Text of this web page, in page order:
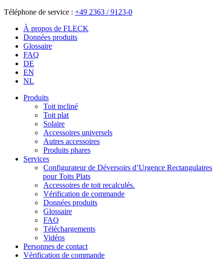
Téléphone de service : +49 2363 / 9123-0
À propos de FLECK
Données produits
Glossaire
FAQ
DE
EN
NL
Produits
Toit incliné
Toit plat
Solaire
Accessoires universels
Autres accessoires
Produits phares
Services
Configurateur de Déversoirs d’Urgence Rectangulaires
pour Toits Plats
Accessoires de toit recalculés.
Vérification de commande
Données produits
Glossaire
FAQ
Téléchargements
Vidéos
Personnes de contact
Vérification de commande